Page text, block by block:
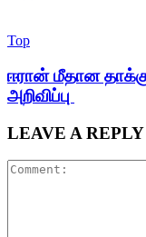
Top
ஈரான் மீதான
அறிவிப்பு
LEAVE A REPLY